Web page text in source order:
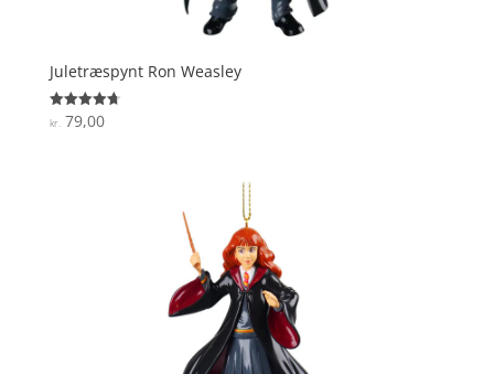
Juletræspynt Ron Weasley
Vurderet
4.7
kr.79,00